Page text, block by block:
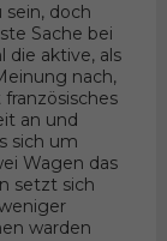
doch
Sache bei
die aktive, als
nach,
an und
sich um
Wagen das
setzt sich
warden